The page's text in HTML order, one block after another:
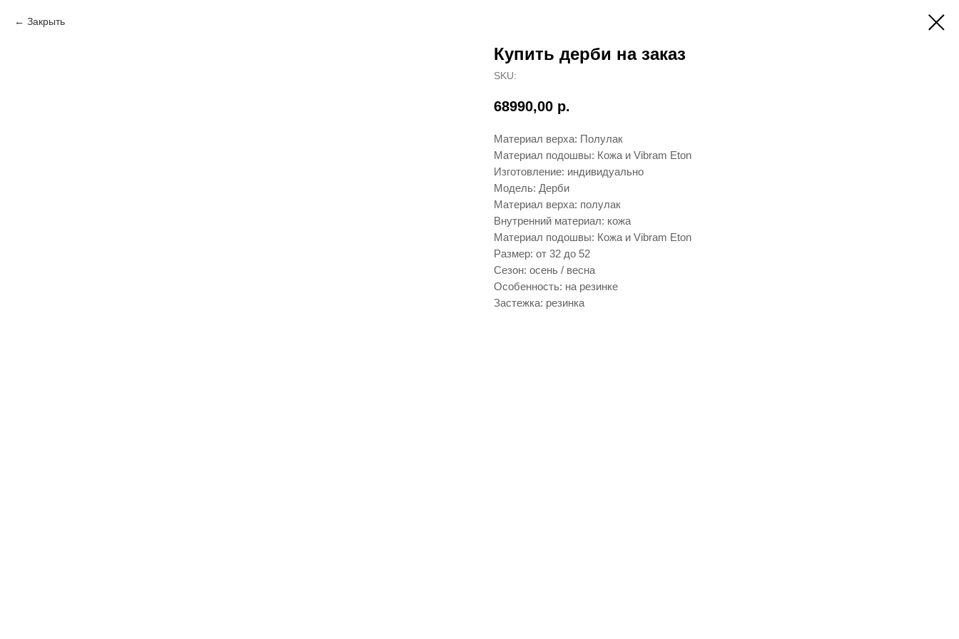
Закрыть
Купить дерби на заказ
SKU:
68990,00 р.
Материал верха: Полулак
Материал подошвы: Кожа и Vibram Eton
Изготовление: индивидуально
Модель: Дерби
Материал верха: полулак
Внутренний материал: кожа
Материал подошвы: Кожа и Vibram Eton
Размер: от 32 до 52
Сезон: осень / весна
Особенность: на резинке
Застежка: резинка